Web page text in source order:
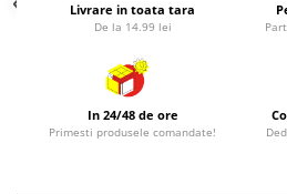
Livrare in toata tara
De la 14.99 lei
In 24/48 de ore
Primesti produsele comandate!